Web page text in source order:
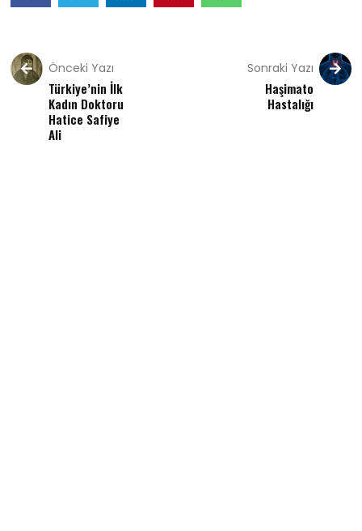
Önceki Yazı
Türkiye’nin İlk
Kadın Doktoru
Hatice Safiye
Ali
Sonraki Yazı
Haşimato
Hastalığı